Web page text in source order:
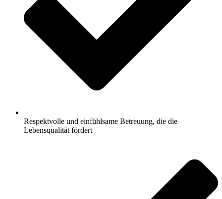
Respektvolle und einfühlsame Betreuung, die die
Lebensqualität fördert